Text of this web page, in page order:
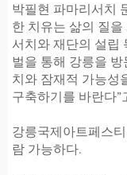
박필현 파마리서치
한 치유는 삶의 질
서치와 재단의 설립
벌을 통해 강릉을
치와 잠재적 가능성
구축하기를 바란다”
강릉국제아트페스
람 가능하다.